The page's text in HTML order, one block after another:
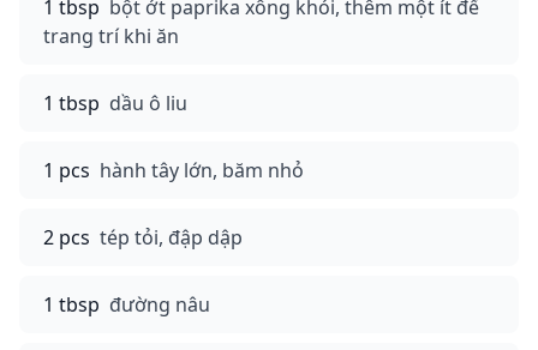
1 tbsp bột ớt paprika xông khói, thêm một ít để
trang trí khi ăn
1 tbsp dầu ô liu
1 pcs hành tây lớn, băm nhỏ
2 pcs tép tỏi, đập dập
1 tbsp đường nâu